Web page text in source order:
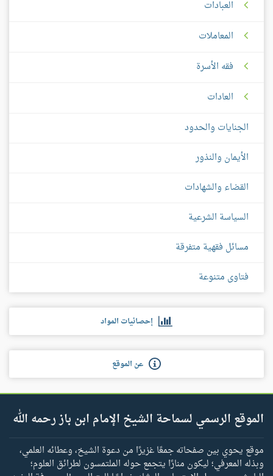
العبادات
المعاملات
فقه الأسرة
العادات
الجنايات والحدود
الأيمان والنذور
القضاء والشهادات
السياسة الشرعية
مسائل فقهية متفرقة
فتاوى متنوعة
إحصائيات المواد
عن الموقع
الموقع الرسمي لسماحة الشيخ الإمام ابن باز رحمه الله
موقع يحوي بين صفحاته جمعًا غزيرًا من دعوة الشيخ، وعطائه العلمي،
وبذله المعرفي؛ ليكون منارًا يتجمع حوله الملتمسون لطرائق العلوم؛